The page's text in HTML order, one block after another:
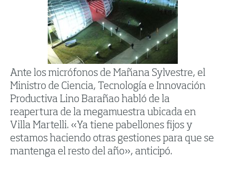
Ante los micrófonos de Mañana Sylvestre, el
Ministro de Ciencia, Tecnología e Innovación
Productiva Lino Barañao habló de la
reapertura de la megamuestra ubicada en
Villa Martelli. «Ya tiene pabellones fijos y
estamos haciendo otras gestiones para que se
mantenga el resto del año», anticipó.